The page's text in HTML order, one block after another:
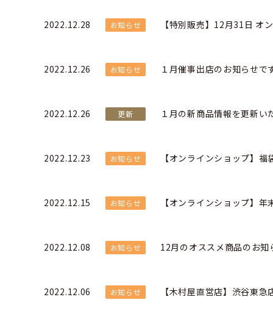
2022.12.28 お知らせ 【特別販売】12月31日 オ
2022.12.26 お知らせ １月催事出店のお知らせで
2022.12.26 更新 １月の新商品情報を更新い
2022.12.23 お知らせ 【オンラインショップ】
2022.12.15 お知らせ 【オンラインショップ】
2022.12.08 お知らせ 12月のオススメ商品のお知
2022.12.06 お知らせ 【木村屋直営店】渋谷東